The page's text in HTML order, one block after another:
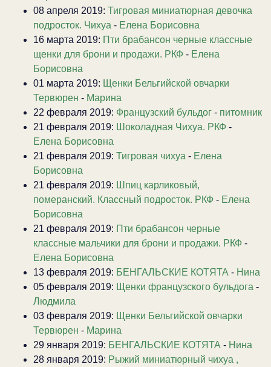
08 апреля 2019: Тигровая миниатюрная девочка
подросток. Чихуа - Елена Борисовна
16 марта 2019: Пти брабансон черные классные
щенки для брони и продажи. РКФ - Елена
Борисовна
01 марта 2019: Щенки Бельгийской овчарки
Тервюрен - Марина
22 февраля 2019: Французский бульдог - питомник
21 февраля 2019: Шоколадная Чихуа. РКФ -
Елена Борисовна
21 февраля 2019: Тигровая чихуа - Елена
Борисовна
21 февраля 2019: Шпиц карликовый,
померанский. Классный подросток. РКФ - Елена
Борисовна
21 февраля 2019: Пти брабансон черные
классные мальчики для брони и продажи. РКФ -
Елена Борисовна
13 февраля 2019: БЕНГАЛЬСКИЕ КОТЯТА - Нина
05 февраля 2019: Щенки французского бульдога -
Людмила
03 февраля 2019: Щенки Бельгийской овчарки
Тервюрен - Марина
29 января 2019: БЕНГАЛЬСКИЕ КОТЯТА - Нина
28 января 2019: Рыжий миниатюрный чихуа ,